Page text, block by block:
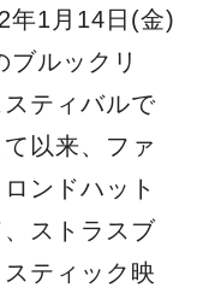
年1月14日(金)
ブルックリ
ティバルで
以来、ファ
ンドハット
ストラスブ
ティック映